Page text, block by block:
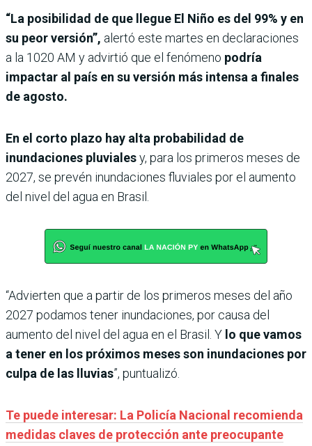
“La posibilidad de que llegue El Niño es del 99% y en
su peor versión”, alertó este martes en declaraciones
a la 1020 AM y advirtió que el fenómeno podría
impactar al país en su versión más intensa a finales
de agosto.
En el corto plazo hay alta probabilidad de
inundaciones pluvialesy, para los primeros meses de
2027, se prevén inundaciones fluviales por el aumento
del nivel del agua en Brasil.
“Advierten que a partir de los primeros meses del año
2027 podamos tener inundaciones, por causa del
aumento del nivel del agua en el Brasil. Y lo que vamos
a tener en los próximos meses son inundaciones por
culpa de las lluvias”, puntualizó.
Te puede interesar: La Policía Nacional recomienda
medidas claves de protección ante preocupante